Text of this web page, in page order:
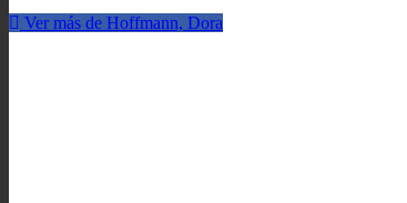
Ver más de Hoffmann, Dora